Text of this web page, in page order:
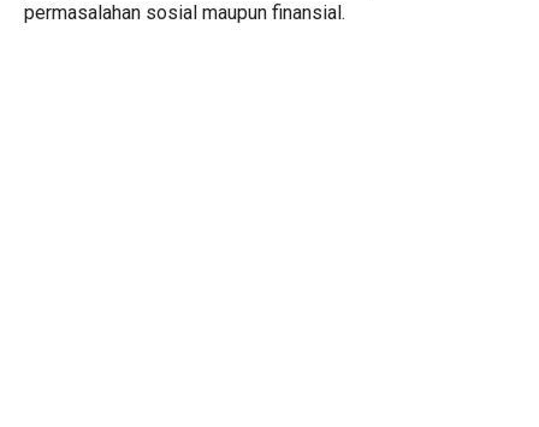
permasalahan sosial maupun finansial.